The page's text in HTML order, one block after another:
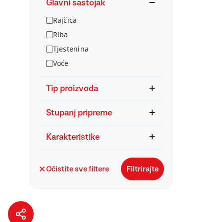
Glavni sastojak
Rajčica
Riba
Tjestenina
Voće
Tip proizvoda
Stupanj pripreme
Karakteristike
Očistite sve filtere Filtrirajte